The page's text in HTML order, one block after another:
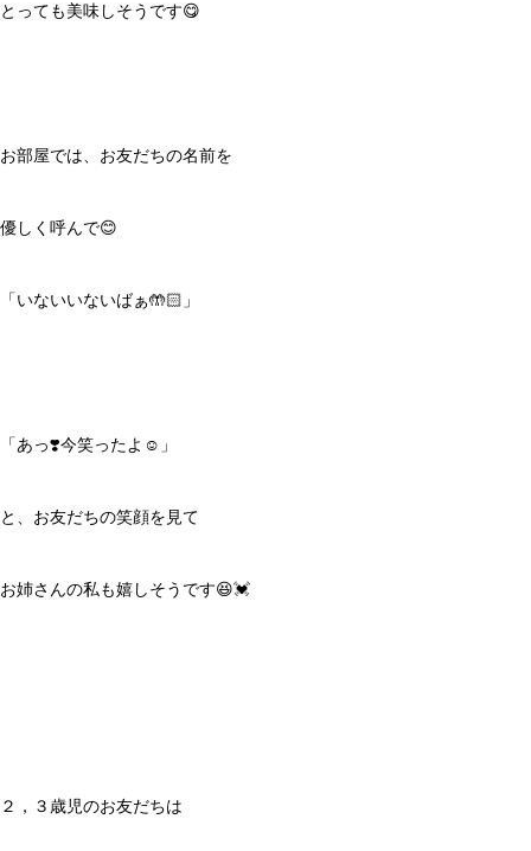
とっても美味しそうです😋
お部屋では、お友だちの名前を
優しく呼んで😊
「いないいないばぁ🤲🏻」
「あっ❣️今笑ったよ☺️」
と、お友だちの笑顔を見て
お姉さんの私も嬉しそうです😆💓
２，３歳児のお友だちは